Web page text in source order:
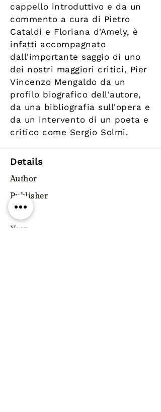
cappello introduttivo e da un
commento a cura di Pietro
Cataldi e Floriana d'Amely, è
infatti accompagnato
dall'importante saggio di uno
dei nostri maggiori critici, Pier
Vincenzo Mengaldo da un
profilo biografico dell'autore,
da una bibliografia sull'opera e
da un intervento di un poeta e
critico come Sergio Solmi.
Details
Author
Publisher
Year